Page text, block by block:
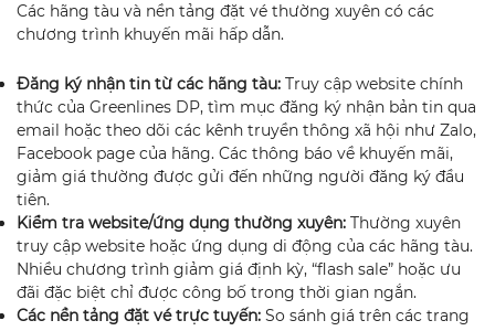
Các hãng tàu và nền tảng đặt vé thường xuyên có các
chương trình khuyến mãi hấp dẫn.
Đăng ký nhận tin từ các hãng tàu: Truy cập website chính
thức của Greenlines DP, tìm mục đăng ký nhận bản tin qua
email hoặc theo dõi các kênh truyền thông xã hội như Zalo,
Facebook page của hãng. Các thông báo về khuyến mãi,
giảm giá thường được gửi đến những người đăng ký đầu
tiên.
Kiểm tra website/ứng dụng thường xuyên: Thường xuyên
truy cập website hoặc ứng dụng di động của các hãng tàu.
Nhiều chương trình giảm giá định kỳ, “flash sale” hoặc ưu
đãi đặc biệt chỉ được công bố trong thời gian ngắn.
Các nền tảng đặt vé trực tuyến: So sánh giá trên các trang